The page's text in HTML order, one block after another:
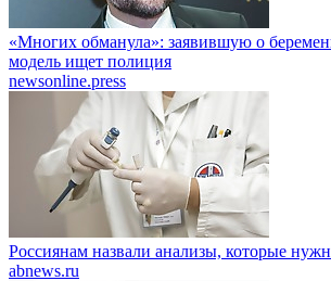
«Многих обманула»: заявившую о
модель ищет полиция
newsonline.press
Россиянам назвали анализы, которые
abnews.ru